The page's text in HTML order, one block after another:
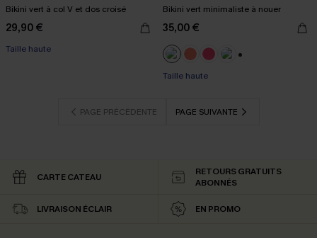
Bikini vert à col V et dos croisé
29,90 €
Taille haute
Bikini vert minimaliste à nouer
35,00 €
Taille haute
PAGE PRÉCÉDENTE PAGE SUIVANTE
CARTE CATEAU
RETOURS GRATUITS
ABONNÉS
LIVRAISON ÉCLAIR EN PROMO